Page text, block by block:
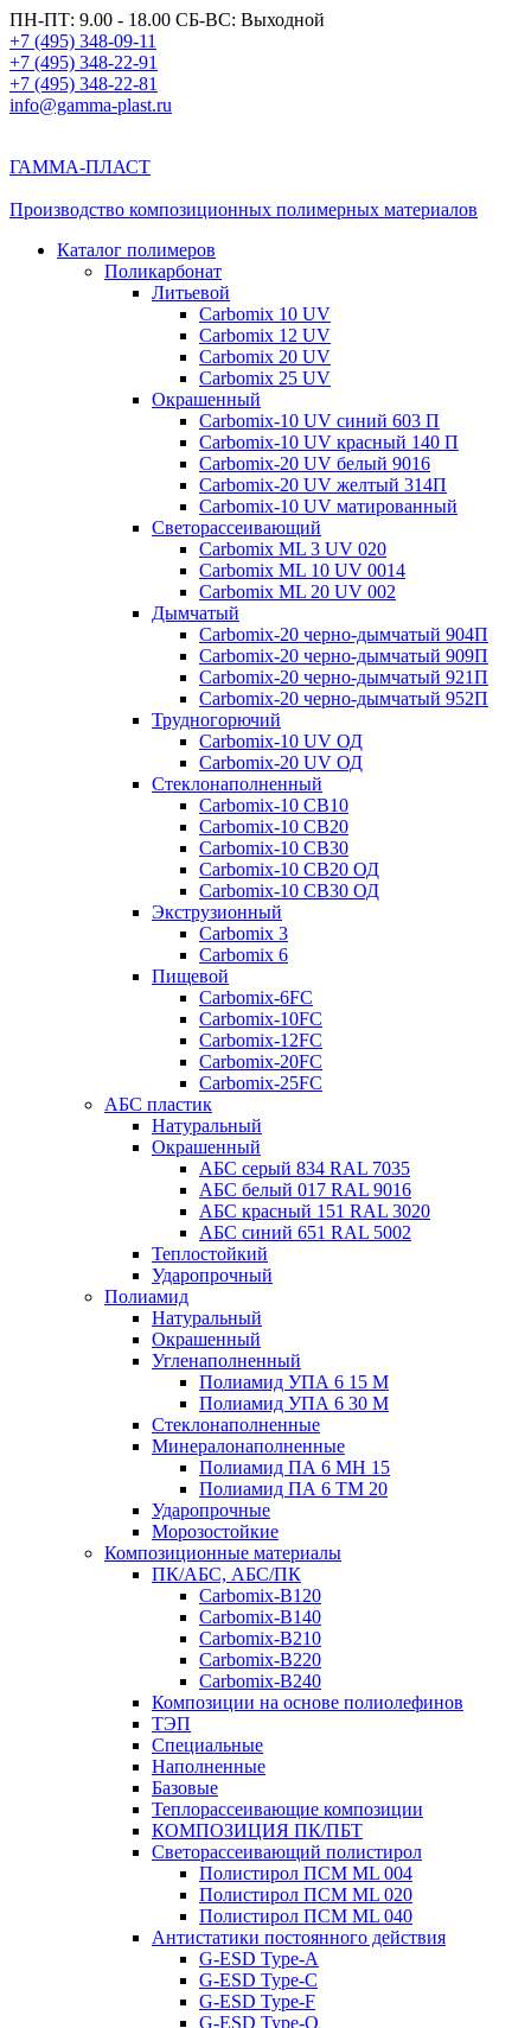
ПН-ПТ: 9.00 - 18.00 СБ-ВС: Выходной
+7 (495) 348-09-11
+7 (495) 348-22-91
+7 (495) 348-22-81
info@gamma-plast.ru
ГАММА-ПЛАСТ
Производство композиционных полимерных материалов
Каталог полимеров
Поликарбонат
Литьевой
Carbomix 10 UV
Carbomix 12 UV
Carbomix 20 UV
Carbomix 25 UV
Окрашенный
Carbomix-10 UV синий 603 П
Carbomix-10 UV красный 140 П
Carbomix-20 UV белый 9016
Carbomix-20 UV желтый 314П
Carbomix-10 UV матированный
Светорассеивающий
Carbomix ML 3 UV 020
Carbomix ML 10 UV 0014
Carbomix ML 20 UV 002
Дымчатый
Carbomix-20 черно-дымчатый 904П
Carbomix-20 черно-дымчатый 909П
Carbomix-20 черно-дымчатый 921П
Carbomix-20 черно-дымчатый 952П
Трудногорючий
Carbomix-10 UV ОД
Carbomix-20 UV ОД
Стеклонаполненный
Carbomix-10 СВ10
Carbomix-10 СВ20
Carbomix-10 СВ30
Carbomix-10 СВ20 ОД
Carbomix-10 СВ30 ОД
Экструзионный
Carbomix 3
Carbomix 6
Пищевой
Carbomix-6FC
Carbomix-10FC
Carbomix-12FC
Carbomix-20FC
Carbomix-25FC
АБС пластик
Натуральный
Окрашенный
АБС серый 834 RAL 7035
АБС белый 017 RAL 9016
АБС красный 151 RAL 3020
АБС синий 651 RAL 5002
Теплостойкий
Ударопрочный
Полиамид
Натуральный
Окрашенный
Угленаполненный
Полиамид УПА 6 15 М
Полиамид УПА 6 30 М
Стеклонаполненные
Минералонаполненные
Полиамид ПА 6 МН 15
Полиамид ПА 6 ТМ 20
Ударопрочные
Морозостойкие
Композиционные материалы
ПК/АБС, АБС/ПК
Carbomix-В120
Carbomix-В140
Carbomix-В210
Carbomix-В220
Carbomix-В240
Композиции на основе полиолефинов
ТЭП
Специальные
Наполненные
Базовые
Теплорассеивающие композиции
КОМПОЗИЦИЯ ПК/ПБТ
Светорассеивающий полистирол
Полистирол ПСМ ML 004
Полистирол ПСМ ML 020
Полистирол ПСМ ML 040
Антистатики постоянного действия
G-ESD Type-A
G-ESD Type-C
G-ESD Type-F
G-ESD Type-O